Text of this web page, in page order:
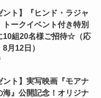
ント】『ヒンド・ラジャ
トークイベント付き特別
10組20名様ご招待☆（応
月12日）
ント】実写映画『モアナ
海』公開記念！オリジナ